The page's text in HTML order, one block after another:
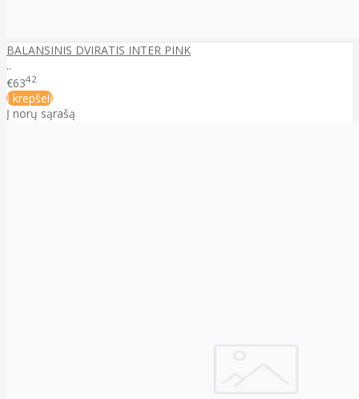
BALANSINIS DVIRATIS INTER PINK
..
€6342
Į krepšelį
Į norų sąrašą